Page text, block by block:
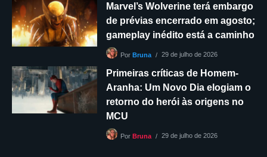
Marvel’s Wolverine terá embargo
de prévias encerrado em agosto;
gameplay inédito está a caminho
Por Bruna 29 de julho de 2026
Primeiras críticas de Homem-
Aranha: Um Novo Dia elogiam o
retorno do herói às origens no
MCU
Por Bruna 29 de julho de 2026